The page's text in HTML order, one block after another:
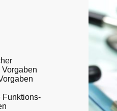
Funktions-